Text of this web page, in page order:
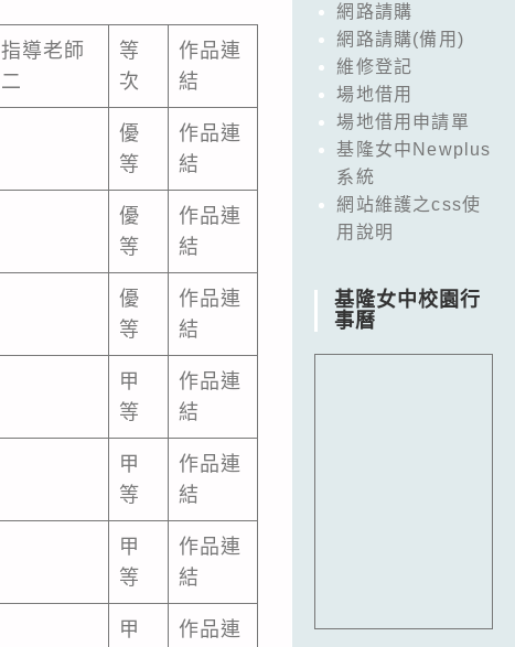
指導老師
二
等
次
作品連
結
優
等
作品連
結
優
等
作品連
結
優
等
作品連
結
甲
等
作品連
結
甲
等
作品連
結
甲
等
作品連
結
甲
作品連
網路請購
網路請購(備用)
維修登記
場地借用
場地借用申請單
基隆女中Newplus
系統
網站維護之css使
用說明
基隆女中校園行
事曆